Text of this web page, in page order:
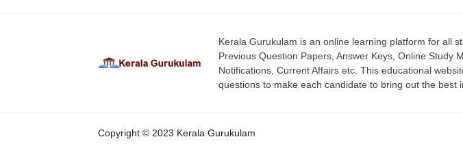
Kerala Gurukulam is an online learning platform for all
Previous Question Papers, Answer Keys, Online Study
Notifications, Current Affairs etc. This educational
questions to make each candidate to bring out the best
Copyright © 2023 Kerala Gurukulam